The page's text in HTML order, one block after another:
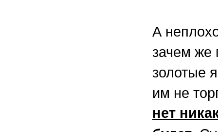
А
зачем же
золотые
им не
нет